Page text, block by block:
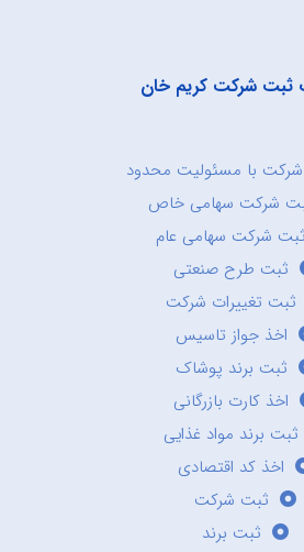
ثبت شرکت کریم خان
با مسئولیت محدود
شرکت سهامی خاص
ثبت شرکت سهامی عام
ثبت طرح صنعتی
ثبت تغییرات شرکت
اخذ جواز تاسیس
ثبت برند پوشاک
اخذ کارت بازرگانی
ثبت برند مواد غذایی
اخذ کد اقتصادی
ثبت شرکت
ثبت برند